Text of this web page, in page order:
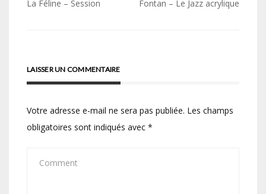
La Féline – Session Fontan – Le Jazz acrylique
LAISSER UN COMMENTAIRE
Votre adresse e-mail ne sera pas publiée. Les champs
obligatoires sont indiqués avec *